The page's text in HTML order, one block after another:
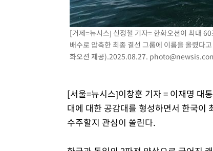
[거제=뉴시스] 신정철 기자= 한화오션이 최대
배수로 압축한 최종 결선 그룹에 이름을 올렸다
화오션 제공).2025.08.27.
[서울=뉴시스]이창훈 기자 = 이재명 대
대에 대한 공감대를 형성하면서 한국이
수주할지 관심이 쏠린다.